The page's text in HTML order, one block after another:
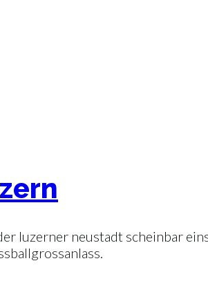
luzerner neustadt scheinbar